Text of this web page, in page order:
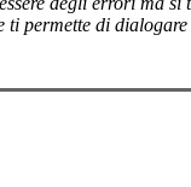
ti permette di